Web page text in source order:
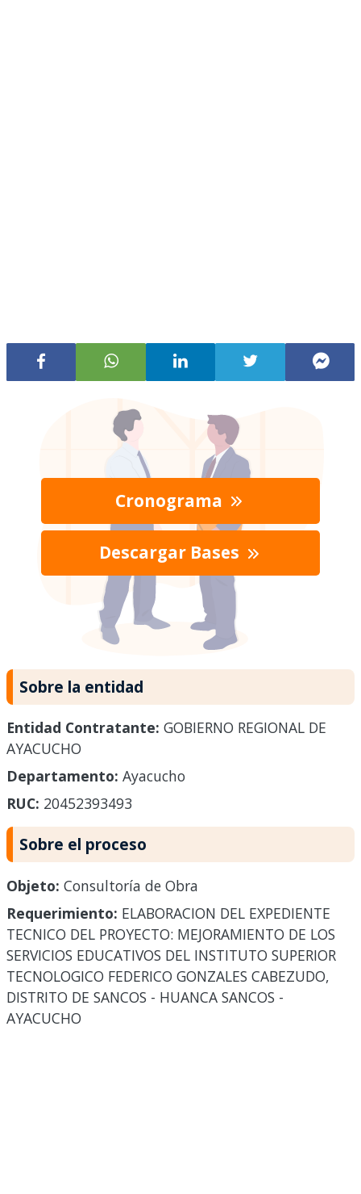
Cronograma
Descargar Bases
Sobre la entidad
Entidad Contratante: GOBIERNO REGIONAL DE
AYACUCHO
Departamento: Ayacucho
RUC: 20452393493
Sobre el proceso
Objeto: Consultoría de Obra
Requerimiento: ELABORACION DEL EXPEDIENTE
TECNICO DEL PROYECTO: MEJORAMIENTO DE LOS
SERVICIOS EDUCATIVOS DEL INSTITUTO SUPERIOR
TECNOLOGICO FEDERICO GONZALES CABEZUDO,
DISTRITO DE SANCOS - HUANCA SANCOS -
AYACUCHO